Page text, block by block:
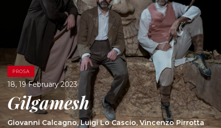
PROSA
18, 19 February 2023
Gilgamesh
Giovanni Calcagno, Luigi Lo Cascio, Vincenzo Pirrotta